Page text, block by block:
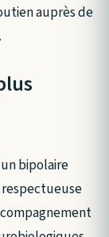
auprès de
bipolaire